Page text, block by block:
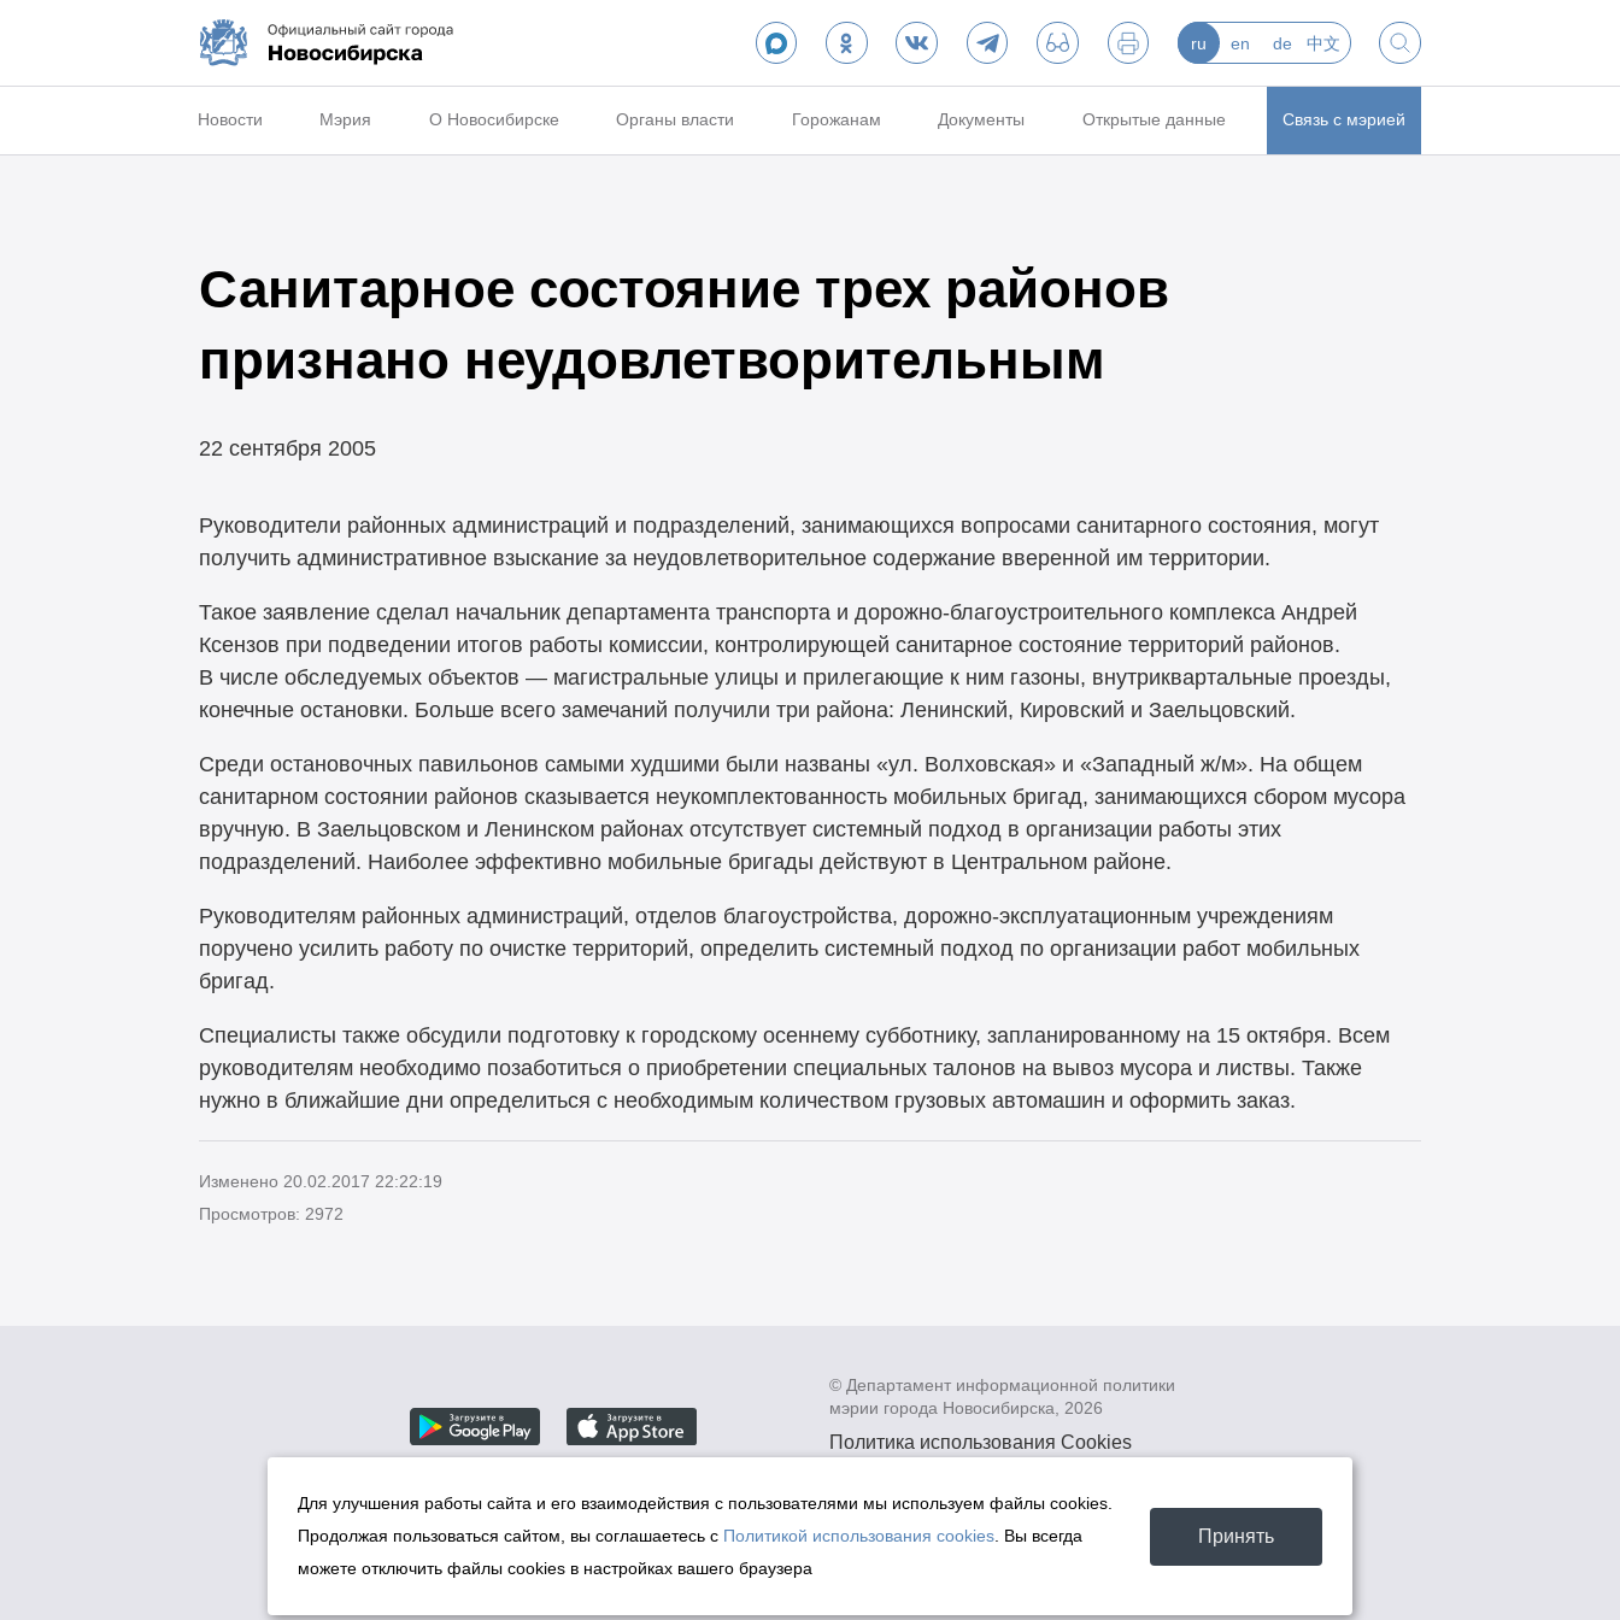
ru en de 中文
Новости Мэрия О Новосибирске Органы власти Горожанам Документы Открытые данные Связь с мэрией
Санитарное состояние трех районов
признано неудовлетворительным
22 сентября 2005
Руководители районных администраций и подразделений, занимающихся вопросами санитарного состояния, могут
получить административное взыскание за неудовлетворительное содержание вверенной им территории.
Такое заявление сделал начальник департамента транспорта и дорожно-благоустроительного комплекса Андрей
Ксензов при подведении итогов работы комиссии, контролирующей санитарное состояние территорий районов.
В числе обследуемых объектов — магистральные улицы и прилегающие к ним газоны, внутриквартальные проезды,
конечные остановки. Больше всего замечаний получили три района: Ленинский, Кировский и Заельцовский.
Среди остановочных павильонов самыми худшими были названы «ул. Волховская» и «Западный ж/м». На общем
санитарном состоянии районов сказывается неукомплектованность мобильных бригад, занимающихся сбором мусора
вручную. В Заельцовском и Ленинском районах отсутствует системный подход в организации работы этих
подразделений. Наиболее эффективно мобильные бригады действуют в Центральном районе.
Руководителям районных администраций, отделов благоустройства, дорожно-эксплуатационным учреждениям
поручено усилить работу по очистке территорий, определить системный подход по организации работ мобильных
бригад.
Специалисты также обсудили подготовку к городскому осеннему субботнику, запланированному на 15 октября. Всем
руководителям необходимо позаботиться о приобретении специальных талонов на вывоз мусора и листвы. Также
нужно в ближайшие дни определиться с необходимым количеством грузовых автомашин и оформить заказ.
Изменено 20.02.2017 22:22:19
Просмотров: 2972
© Департамент информационной политики
мэрии города Новосибирска, 2026
Политика использования Cookies
данных в информационных системах
мэрии города Новосибирска
Для улучшения работы сайта и его взаимодействия с пользователями мы используем файлы cookies.
Продолжая пользоваться сайтом, вы соглашаетесь с Политикой использования cookies . Вы всегда
можете отключить файлы cookies в настройках вашего браузера
Принять